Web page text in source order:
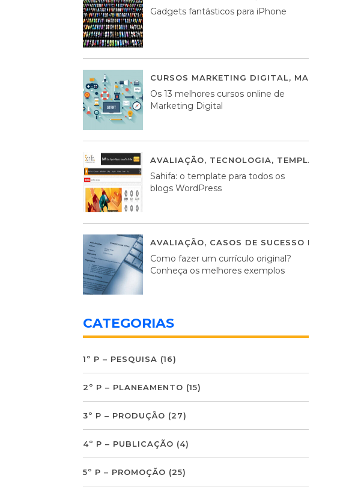
Gadgets fantásticos para iPhone
CURSOS MARKETING DIGITAL,
Os 13 melhores cursos online de
Marketing Digital
AVALIAÇÃO, TECNOLOGIA, TEMPLATES
Sahifa: o template para todos os
blogs WordPress
AVALIAÇÃO, CASOS DE SUCESSO DE
Como fazer um currículo original?
Conheça os melhores exemplos
CATEGORIAS
1º P – PESQUISA (16)
2º P – PLANEAMENTO (15)
3º P – PRODUÇÃO (27)
4º P – PUBLICAÇÃO (4)
5º P – PROMOÇÃO (25)